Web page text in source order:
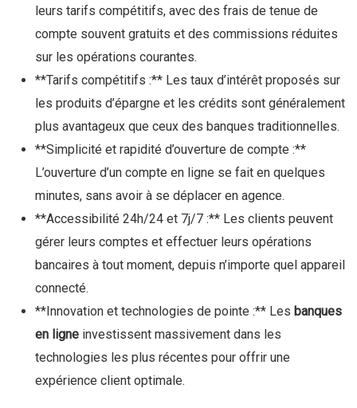
leurs tarifs compétitifs, avec des frais de tenue de
compte souvent gratuits et des commissions réduites
sur les opérations courantes.
**Tarifs compétitifs :** Les taux d’intérêt proposés sur
les produits d’épargne et les crédits sont généralement
plus avantageux que ceux des banques traditionnelles.
**Simplicité et rapidité d’ouverture de compte :**
L’ouverture d’un compte en ligne se fait en quelques
minutes, sans avoir à se déplacer en agence.
**Accessibilité 24h/24 et 7j/7 :** Les clients peuvent
gérer leurs comptes et effectuer leurs opérations
bancaires à tout moment, depuis n’importe quel appareil
connecté.
**Innovation et technologies de pointe :** Les banques
en ligne investissent massivement dans les
technologies les plus récentes pour offrir une
expérience client optimale.